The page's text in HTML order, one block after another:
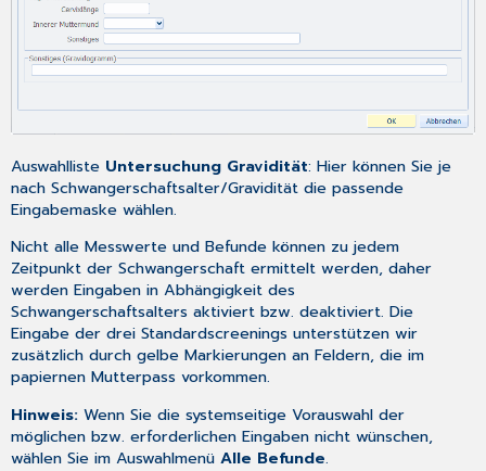
Auswahlliste Untersuchung Gravidität: Hier können Sie je
nach Schwangerschaftsalter/Gravidität die passende
Eingabemaske wählen.
Nicht alle Messwerte und Befunde können zu jedem
Zeitpunkt der Schwangerschaft ermittelt werden, daher
werden Eingaben in Abhängigkeit des
Schwangerschaftsalters aktiviert bzw. deaktiviert. Die
Eingabe der drei Standardscreenings unterstützen wir
zusätzlich durch gelbe Markierungen an Feldern, die im
papiernen Mutterpass vorkommen.
Hinweis:Wenn Sie die systemseitige Vorauswahl der
möglichen bzw. erforderlichen Eingaben nicht wünschen,
wählen Sie im AuswahlmenüAlle Befunde.